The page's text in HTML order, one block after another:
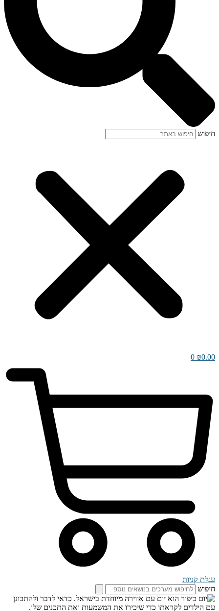
חיפוש
₪0.00
0
עגלת קניות
חיפוש